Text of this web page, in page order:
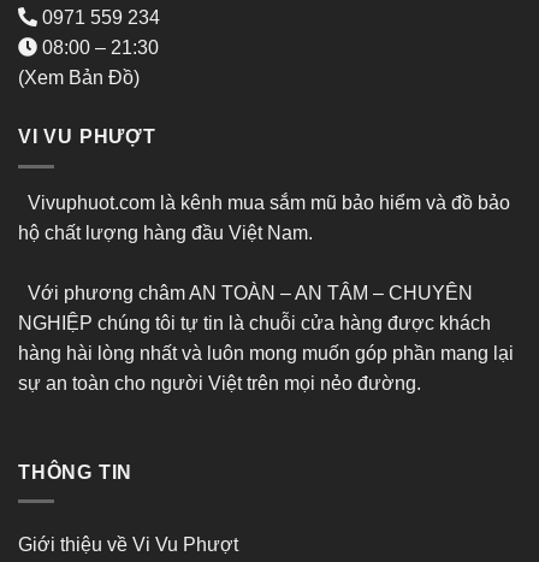
0971 559 234
08:00 – 21:30
(Xem Bản Đồ)
VI VU PHƯỢT
Vivuphuot.com là kênh mua sắm mũ bảo hiểm và đồ bảo
hộ chất lượng hàng đầu Việt Nam.
Với phương châm AN TOÀN – AN TÂM – CHUYÊN
NGHIỆP chúng tôi tự tin là chuỗi cửa hàng được khách
hàng hài lòng nhất và luôn mong muốn góp phần mang lại
sự an toàn cho người Việt trên mọi nẻo đường.
THÔNG TIN
Giới thiệu về Vi Vu Phượt